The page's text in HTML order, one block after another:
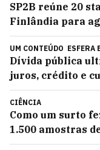
SP2B reúne 20
Finlândia para
UM CONTEÚDO ESFERA
Dívida pública
juros, crédito e
CIÊNCIA
Como um surto
1.500 amostras